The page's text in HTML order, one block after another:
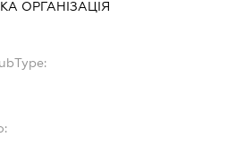
ОРГАНІЗАЦІЯ